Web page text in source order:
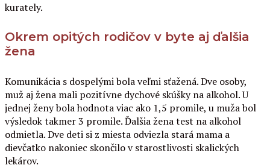
kurately.
Okrem opitých rodičov v byte aj ďalšia
žena
Komunikácia s dospelými bola veľmi sťažená. Dve osoby,
muž aj žena mali pozitívne dychové skúšky na alkohol. U
jednej ženy bola hodnota viac ako 1,5 promile, u muža bol
výsledok takmer 3 promile. Ďalšia žena test na alkohol
odmietla. Dve deti si z miesta odviezla stará mama a
dievčatko nakoniec skončilo v starostlivosti skalických
lekárov.